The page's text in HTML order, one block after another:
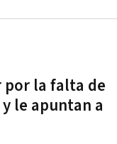
por la falta de
le apuntan a